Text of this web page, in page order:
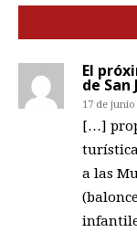
El
de San
17 de junio
[…]
a las